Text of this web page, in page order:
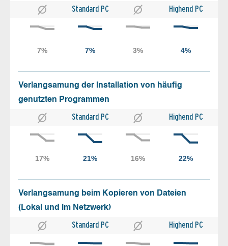
Standard PC Highend PC
Verlangsamung der Installation von häufig
genutzten Programmen
Standard PC Highend PC
Verlangsamung beim Kopieren von Dateien
(Lokal und im Netzwerk)
Standard PC Highend PC